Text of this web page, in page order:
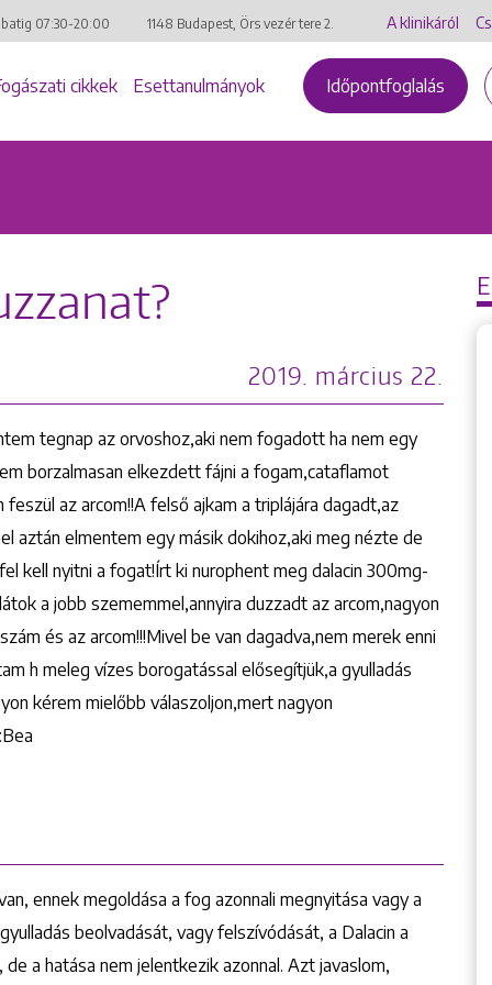
07:30-20:00 1148 Budapest, Örs vezér tere 2. A klinikáról
cikkek Esettanulmányok Időpontfoglalás
2019. március 22.
tegnap az orvoshoz,aki nem fogadott ha nem egy
borzalmasan elkezdett fájni a fogam,cataflamot
az arcom!!A felső ajkam a triplájára dagadt,az
aztán elmentem egy másik dokihoz,aki meg nézte de
kell nyitni a fogat!Írt ki nurophent meg dalacin 300mg-
a jobb szememmel,annyira duzzadt az arcom,nagyon
és az arcom!!!Mivel be van dagadva,nem merek enni
h meleg vízes borogatással elősegítjük,a gyulladás
kérem mielőbb válaszoljon,mert nagyon
ennek megoldása a fog azonnali megnyitása vagy a
beolvadását, vagy felszívódását, a Dalacin a
a hatása nem jelentkezik azonnal. Azt javaslom,